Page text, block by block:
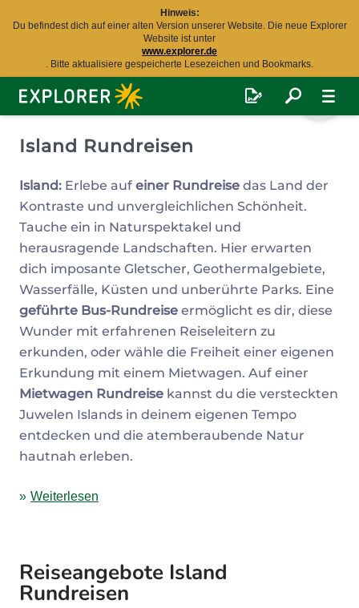
Hinweis:
Du befindest dich auf einer alten Version unserer Website. Die neue Explorer
Website ist unter
www.explorer.de
. Bitte aktualisiere gespeicherte Lesezeichen und Bookmarks.
Explorer
Fernreisen
Island Rundreisen
Island: Erlebe auf einer Rundreise das Land der
Kontraste und unvergleichlichen Schönheit.
Tauche ein in Naturspektakel und
herausragende Landschaften. Hier erwarten
dich imposante Gletscher, Geothermalgebiete,
Wasserfälle, Küsten und unberührte Parks. Eine
geführte Bus-Rundreise ermöglicht es dir, diese
Wunder mit erfahrenen Reiseleitern zu
erkunden, oder wähle die Freiheit einer eigenen
Erkundung mit einem Mietwagen. Auf einer
Mietwagen Rundreise kannst du die versteckten
Juwelen Islands in deinem eigenen Tempo
entdecken und die atemberaubende Natur
hautnah erleben.
Weiterlesen
Reiseangebote Island
Rundreisen